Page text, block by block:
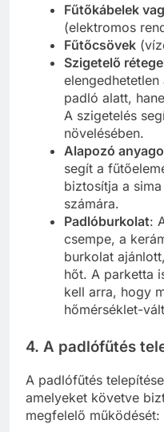
Fűtőkábelek
(elektromos
Fűtőcsövek
Szigetelő
padló alatt,
A szigetelés
növelésében.
Alapozó
segít a
biztosítja a
számára.
Padlóburkolat:
csempe, a
burkolat
hőt. A parketta
kell arra, hogy
hőmérséklet-
4. A padlófűtés
A padlófűtés
amelyeket követve
megfelelő működését: